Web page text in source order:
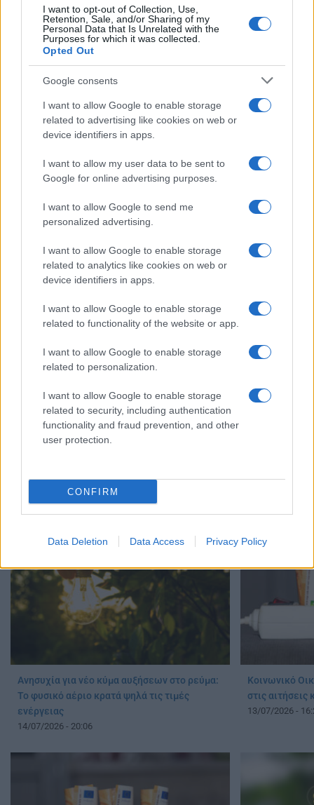
I want to opt-out of Collection, Use,
Retention, Sale, and/or Sharing of my
Personal Data that Is Unrelated with the
Purposes for which it was collected.
Opted Out
Google consents
I want to allow Google to enable storage
related to advertising like cookies on web or
device identifiers in apps.
I want to allow my user data to be sent to
Google for online advertising purposes.
I want to allow Google to send me
personalized advertising.
I want to allow Google to enable storage
related to analytics like cookies on web or
device identifiers in apps.
I want to allow Google to enable storage
related to functionality of the website or app.
I want to allow Google to enable storage
related to personalization.
I want to allow Google to enable storage
related to security, including authentication
functionality and fraud prevention, and other
user protection.
CONFIRM
Data Deletion Data Access Privacy Policy
Στην Κατηγορία: ΕΙΔΗΣΕΙΣ
ΗΛΕΚΤΡΙΚΟ ΡΕΥΜΑ
ΛΟΓΑΡΙΑΣΜΟΙ ΡΕΥΜΑΤΟΣ
ΔΙΑΒΑΣΤΕ ΑΚΟΜΑ
να μειώσετε τον λογαριασμό ρεύματος
06/08/2026 - 13:01
αιτήσεις –
Ανησυχία για νέο κύμα αυξήσεων στο ρεύμα:
Το φυσικό αέριο κρατά ψηλά τις τιμές
ενέργειας
14/07/2026 - 20:06
Κοινωνικό
στις αιτήσεις
13/07/2026 -